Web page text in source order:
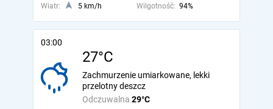
Wiatr:
5 km/h Wilgotność: 94%
03:00
27°C
Odczuwalna 29°C
Zachmurzenie umiarkowane, lekki
przelotny deszcz